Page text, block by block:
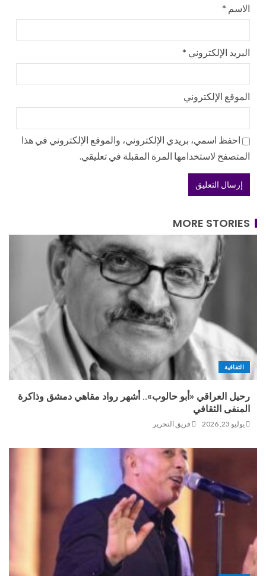
الاسم *
البريد الإلكتروني *
الموقع الإلكتروني
احفظ اسمي، بريدي الإلكتروني، والموقع الإلكتروني في هذا
المتصفح لاستخدامها المرة المقبلة في تعليقي.
MORE STORIES
الثقافية
رحيل العراقي «أبو حالوب».. أشهر رواد مقاهي دمشق وذاكرة
المنفى الثقافي
يوليو 23, 2026 فريق التحرير